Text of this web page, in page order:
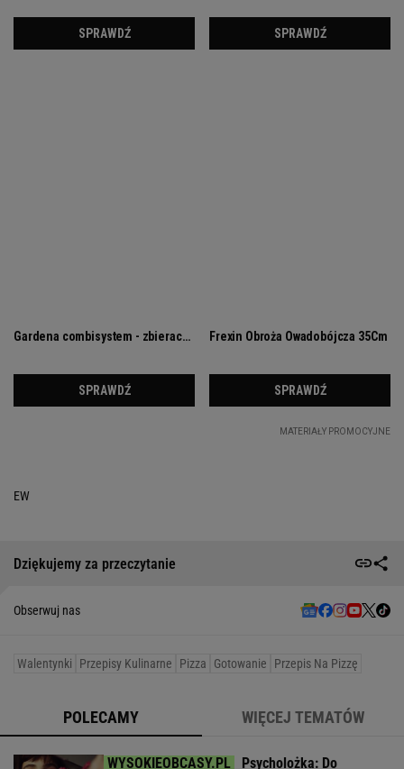
EW
Dziękujemy za przeczytanie
Obserwuj nas
Walentynki Przepisy Kulinarne Pizza Gotowanie Przepis Na Pizzę
POLECAMY WIĘCEJ TEMATÓW
Psycholożka: Do